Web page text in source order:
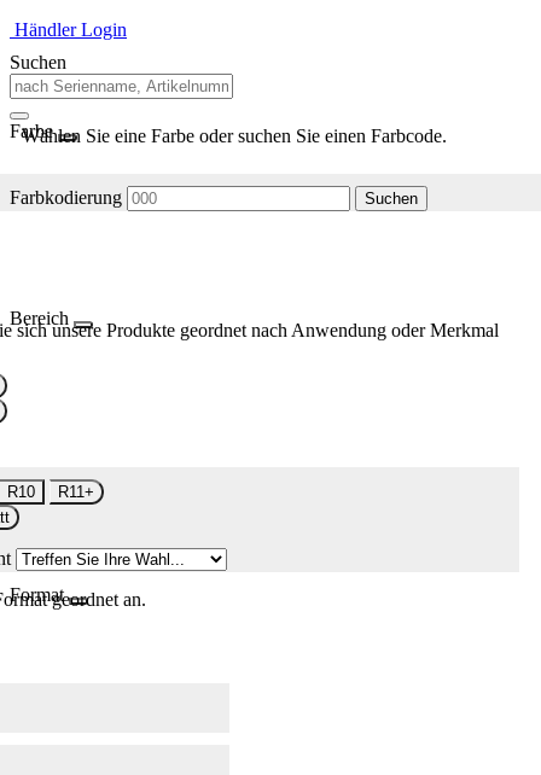
Händler Login
Suchen
Farbe
Wählen Sie eine Farbe oder suchen Sie einen Farbcode.
Farbkodierung Suchen
Bereich
sich unsere Produkte geordnet nach Anwendung oder Merkmal
R10
R11+
Formatgeordnet an.